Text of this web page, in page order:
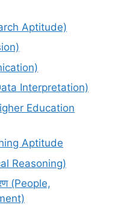
Aptitude)
Interpretation)
Education
Aptitude
Reasoning)
(People,